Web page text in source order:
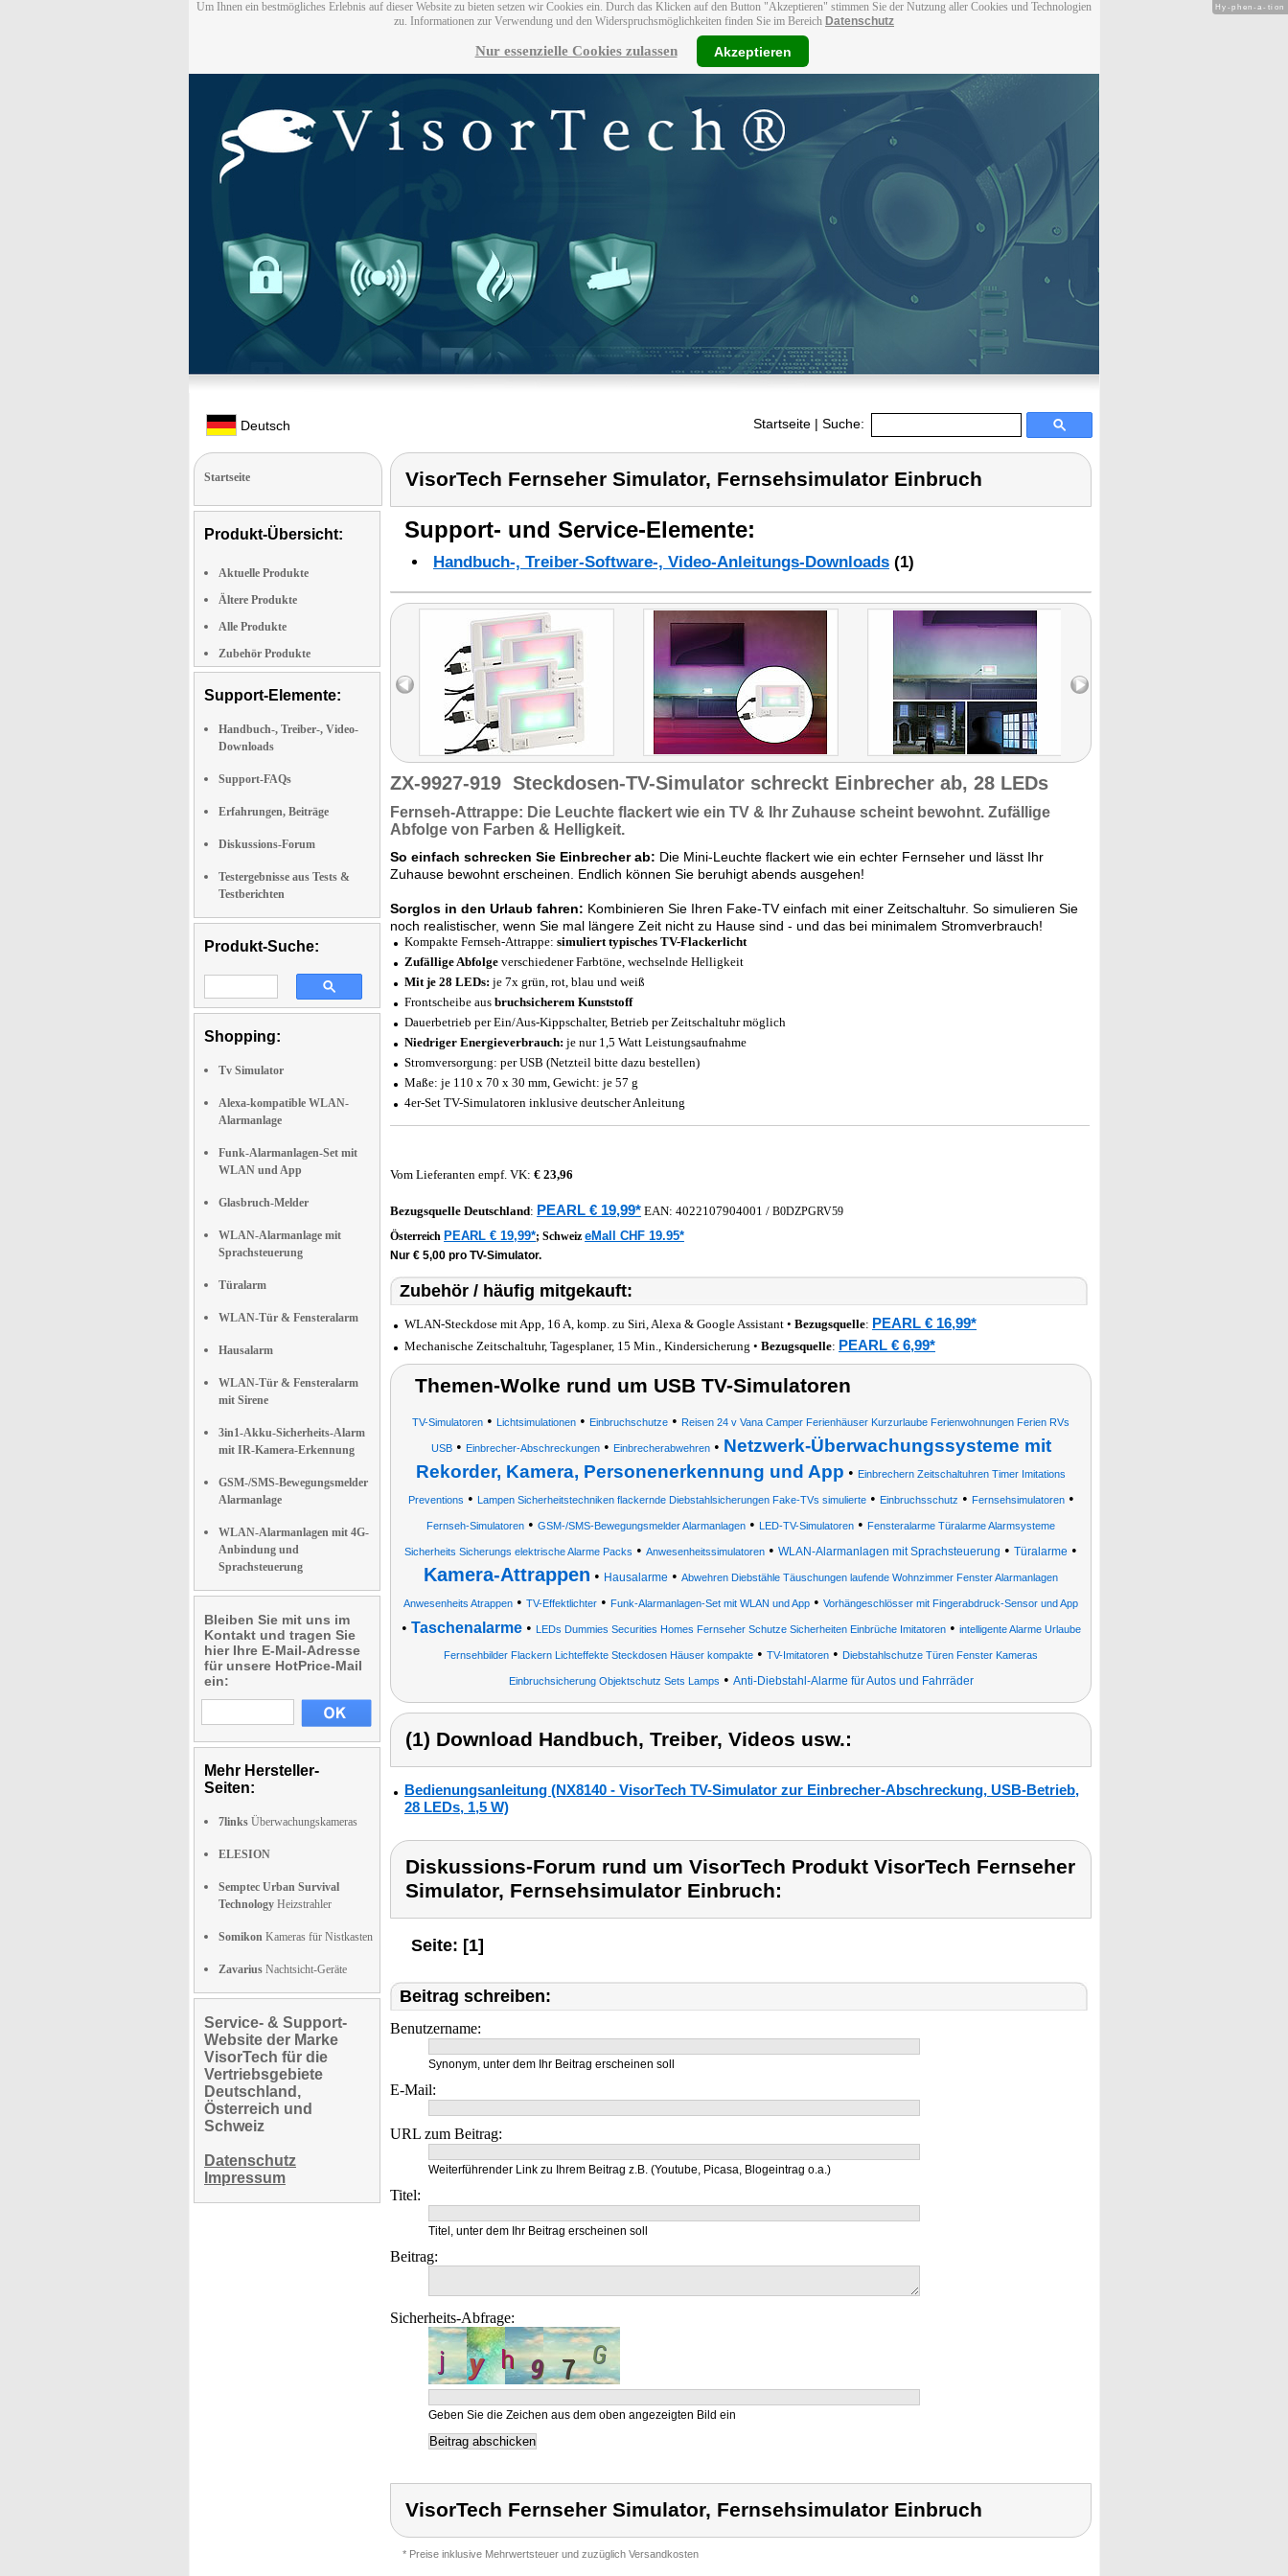
Um Ihnen ein bestmögliches Erlebnis auf dieser Website zu bieten setzen wir Cookies ein. Durch das Klicken auf den Button "Akzeptieren" stimmen Sie der Nutzung aller Cookies und Technologien
zu. Informationen zur Verwendung und den Widerspruchsmöglichkeiten finden Sie im Bereich Datenschutz
Nur essenzielle Cookies zulassen Akzeptieren
Deutsch Startseite | Suche:
Startseite
Produkt-Übersicht:
Aktuelle Produkte
Ältere Produkte
Alle Produkte
Zubehör Produkte
Support-Elemente:
Handbuch-, Treiber-, Video-
Downloads
Support-FAQs
Erfahrungen, Beiträge
Diskussions-Forum
Testergebnisse aus Tests &
Testberichten
Produkt-Suche:
Shopping:
Tv Simulator
Alexa-kompatible WLAN-
Alarmanlage
Funk-Alarmanlagen-Set mit
WLAN und App
Glasbruch-Melder
WLAN-Alarmanlage mit
Sprachsteuerung
Türalarm
WLAN-Tür & Fensteralarm
Hausalarm
WLAN-Tür & Fensteralarm
mit Sirene
3in1-Akku-Sicherheits-Alarm
mit IR-Kamera-Erkennung
GSM-/SMS-Bewegungsmelder
Alarmanlage
WLAN-Alarmanlagen mit 4G-
Anbindung und
Sprachsteuerung
Bleiben Sie mit uns im
Kontakt und tragen Sie
hier Ihre E-Mail-Adresse
für unsere HotPrice-Mail
ein:
Mehr Hersteller-
Seiten:
7links Überwachungskameras
ELESION
Semptec Urban Survival
Technology Heizstrahler
Somikon Kameras für Nistkasten
Zavarius Nachtsicht-Geräte
Service- & Support-
Website der Marke
VisorTech für die
Vertriebsgebiete
Deutschland,
Österreich und
Schweiz
Datenschutz
Impressum
VisorTech Fernseher Simulator, Fernsehsimulator Einbruch
Support- und Service-Elemente:
Handbuch-, Treiber-Software-, Video-Anleitungs-Downloads (1)
ZX-9927-919 Steckdosen-TV-Simulator schreckt Einbrecher ab, 28 LEDs
Fernseh-Attrappe: Die Leuchte flackert wie ein TV & Ihr Zuhause scheint bewohnt. Zufällige
Abfolge von Farben & Helligkeit.
So einfach schrecken Sie Einbrecher ab: Die Mini-Leuchte flackert wie ein echter Fernseher und lässt Ihr
Zuhause bewohnt erscheinen. Endlich können Sie beruhigt abends ausgehen!
Sorglos in den Urlaub fahren: Kombinieren Sie Ihren Fake-TV einfach mit einer Zeitschaltuhr. So simulieren Sie
noch realistischer, wenn Sie mal längere Zeit nicht zu Hause sind - und das bei minimalem Stromverbrauch!
Kompakte Fernseh-Attrappe: simuliert typisches TV-Flackerlicht
Zufällige Abfolge verschiedener Farbtöne, wechselnde Helligkeit
Mit je 28 LEDs: je 7x grün, rot, blau und weiß
Frontscheibe aus bruchsicherem Kunststoff
Dauerbetrieb per Ein/Aus-Kippschalter, Betrieb per Zeitschaltuhr möglich
Niedriger Energieverbrauch: je nur 1,5 Watt Leistungsaufnahme
Stromversorgung: per USB (Netzteil bitte dazu bestellen)
Maße: je 110 x 70 x 30 mm, Gewicht: je 57 g
4er-Set TV-Simulatoren inklusive deutscher Anleitung
Vom Lieferanten empf. VK: € 23,96
Bezugsquelle Deutschland: PEARL € 19,99* EAN: 4022107904001 / B0DZPGRV59
Österreich PEARL € 19,99*; Schweiz eMall CHF 19.95*
Nur € 5,00 pro TV-Simulator.
Zubehör / häufig mitgekauft:
WLAN-Steckdose mit App, 16 A, komp. zu Siri, Alexa & Google Assistant • Bezugsquelle: PEARL € 16,99*
Mechanische Zeitschaltuhr, Tagesplaner, 15 Min., Kindersicherung • Bezugsquelle: PEARL € 6,99*
Themen-Wolke rund um USB TV-Simulatoren
TV-Simulatoren • Lichtsimulationen • Einbruchschutze • Reisen 24 v Vana Camper Ferienhäuser Kurzurlaube Ferienwohnungen Ferien RVs
USB• Einbrecher-Abschreckungen• Einbrecherabwehren• Netzwerk-Überwachungssysteme mit
Rekorder, Kamera, Personenerkennung und App • Einbrechern Zeitschaltuhren Timer Imitations
Preventions • Lampen Sicherheitstechniken flackernde Diebstahlsicherungen Fake-TVs simulierte• Einbruchsschutz • Fernsehsimulatoren•
Fernseh-Simulatoren • GSM-/SMS-Bewegungsmelder Alarmanlagen • LED-TV-Simulatoren • Fensteralarme Türalarme Alarmsysteme
Sicherheits Sicherungs elektrische Alarme Packs • Anwesenheitssimulatoren • WLAN-Alarmanlagen mit Sprachsteuerung • Türalarme •
Kamera-Attrappen • Hausalarme • Abwehren Diebstähle Täuschungen laufende Wohnzimmer Fenster Alarmanlagen
Anwesenheits Atrappen • TV-Effektlichter • Funk-Alarmanlagen-Set mit WLAN und App • Vorhängeschlösser mit Fingerabdruck-Sensor und App
• Taschenalarme• LEDs Dummies Securities Homes Fernseher Schutze Sicherheiten Einbrüche Imitatoren• intelligente Alarme Urlaube
Fernsehbilder Flackern Lichteffekte Steckdosen Häuser kompakte • TV-Imitatoren • Diebstahlschutze Türen Fenster Kameras
Einbruchsicherung Objektschutz Sets Lamps • Anti-Diebstahl-Alarme für Autos und Fahrräder
(1) Download Handbuch, Treiber, Videos usw.:
Bedienungsanleitung (NX8140 - VisorTech TV-Simulator zur Einbrecher-Abschreckung, USB-Betrieb,
28 LEDs, 1,5 W)
Diskussions-Forum rund um VisorTech Produkt VisorTech Fernseher
Simulator, Fernsehsimulator Einbruch:
Seite: [1]
Beitrag schreiben:
Benutzername:
Synonym, unter dem Ihr Beitrag erscheinen soll
E-Mail:
URL zum Beitrag:
Weiterführender Link zu Ihrem Beitrag z.B. (Youtube, Picasa, Blogeintrag o.a.)
Titel:
Titel, unter dem Ihr Beitrag erscheinen soll
Beitrag:
Sicherheits-Abfrage:
Geben Sie die Zeichen aus dem oben angezeigten Bild ein
VisorTech Fernseher Simulator, Fernsehsimulator Einbruch
* Preise inklusive Mehrwertsteuer und zuzüglich Versandkosten
Hy-phen-a-tion